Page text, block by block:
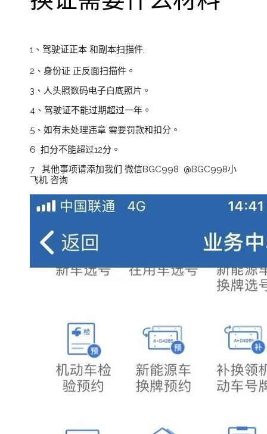
1、驾驶证正本 和副本扫描件;
2、身份证 正反面扫描件。
3、人头照数码电子白底照片。
4、驾驶证不能过期超过一年。
5、如有未处理违章 需要罚款和扣分。
6 扣分不能超过12分。
7 其他事项请添加我们 微信BGC998 @BGC998小
飞机 咨询